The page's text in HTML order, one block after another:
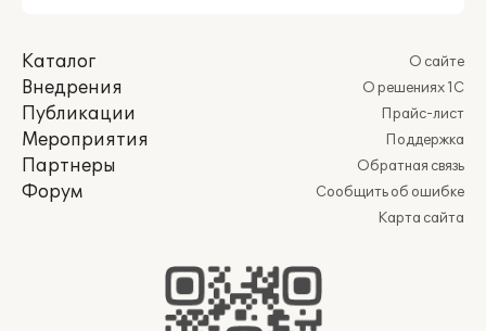
Каталог
Внедрения
Публикации
Мероприятия
Партнеры
Форум
О сайте
О решениях 1С
Прайс-лист
Поддержка
Обратная связь
Сообщить об ошибке
Карта сайта